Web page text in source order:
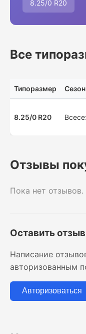
8.25/0 R20
Все
Типоразмер Сезон
8.25/0 R20
Отзывы
Пока нет
Оставить отзыв
Написание
авторизованным
Авторизоваться